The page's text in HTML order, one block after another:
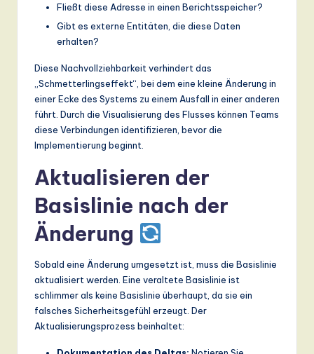
Fließt diese Adresse in einen Berichtsspeicher?
Gibt es externe Entitäten, die diese Daten
erhalten?
Diese Nachvollziehbarkeit verhindert das
„Schmetterlingseffekt“, bei dem eine kleine Änderung in
einer Ecke des Systems zu einem Ausfall in einer anderen
führt. Durch die Visualisierung des Flusses können Teams
diese Verbindungen identifizieren, bevor die
Implementierung beginnt.
Aktualisieren der
Basislinie nach der
Änderung
Sobald eine Änderung umgesetzt ist, muss die Basislinie
aktualisiert werden. Eine veraltete Basislinie ist
schlimmer als keine Basislinie überhaupt, da sie ein
falsches Sicherheitsgefühl erzeugt. Der
Aktualisierungsprozess beinhaltet: